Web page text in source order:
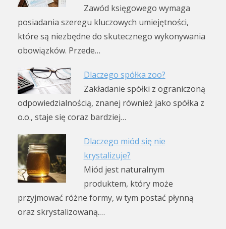
Zawód księgowego wymaga
posiadania szeregu kluczowych umiejętności,
które są niezbędne do skutecznego wykonywania
obowiązków. Przede…
Dlaczego spółka zoo?
Zakładanie spółki z ograniczoną
odpowiedzialnością, znanej również jako spółka z
o.o., staje się coraz bardziej…
Dlaczego miód się nie
krystalizuje?
Miód jest naturalnym
produktem, który może
przyjmować różne formy, w tym postać płynną
oraz skrystalizowaną.…